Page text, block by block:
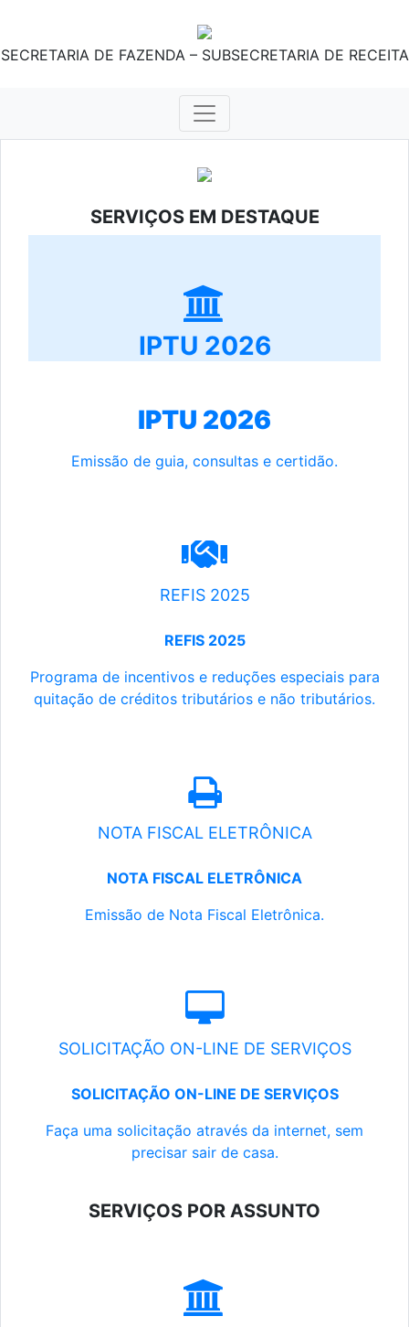
SECRETARIA DE FAZENDA – SUBSECRETARIA DE RECEITA
SERVIÇOS EM DESTAQUE
IPTU 2026
IPTU 2026
Emissão de guia, consultas e certidão.
REFIS 2025
REFIS 2025
Programa de incentivos e reduções especiais para
quitação de créditos tributários e não tributários.
NOTA FISCAL ELETRÔNICA
NOTA FISCAL ELETRÔNICA
Emissão de Nota Fiscal Eletrônica.
SOLICITAÇÃO ON-LINE DE SERVIÇOS
SOLICITAÇÃO ON-LINE DE SERVIÇOS
Faça uma solicitação através da internet, sem
precisar sair de casa.
SERVIÇOS POR ASSUNTO